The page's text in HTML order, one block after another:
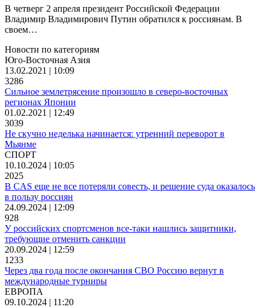
В четверг 2 апреля президент Российской Федерации
Владимир Владимирович Путин обратился к россиянам. В
своем…
Новости по категориям
Юго-Восточная Азия
13.02.2021 | 10:09
3286
Сильное землетрясение произошло в северо-восточных
регионах Японии
01.02.2021 | 12:49
3039
Не скучно неделька начинается: утренний переворот в
Мьянме
СПОРТ
10.10.2024 | 10:05
2025
В CAS еще не все потеряли совесть, и решение суда оказалось
в пользу россиян
24.09.2024 | 12:09
928
У российских спортсменов все-таки нашлись защитники,
требующие отменить санкции
20.09.2024 | 12:59
1233
Через два года после окончания СВО Россию вернут в
международные турниры
ЕВРОПА
09.10.2024 | 11:20